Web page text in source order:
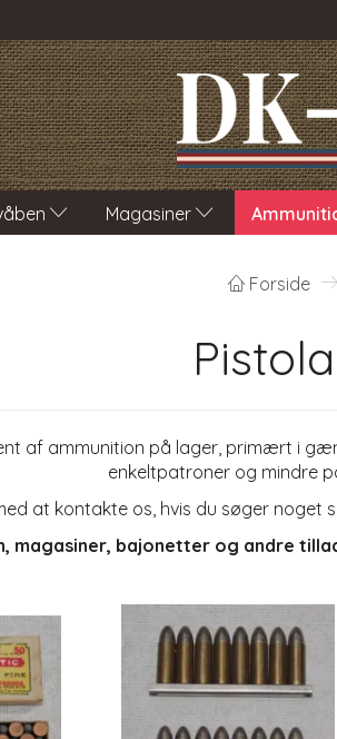
Magasiner
Forside
af ammunition på lager, primært i
enkeltpatroner og mindre
at kontakte os, hvis du søger noget
magasiner, bajonetter og andre